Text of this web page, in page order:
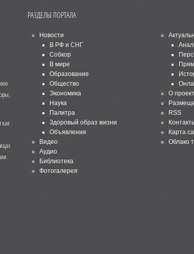
как
РАЗДЕЛЫ ПОРТАЛА
Новости
В РФ и СНГ
Собкор
В мире
Образование
Общество
Экономика
Наука
Палитра
Здоровый образ жизни
Объявления
Видео
Аудио
Библиотека
Фотогалерея
О
RSS
Карта
Облако